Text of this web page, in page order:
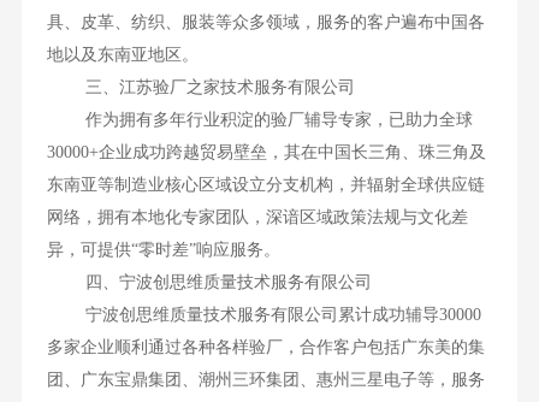
具、皮革、纺织、服装等众多领域，服务的客户遍布中国各
地以及东南亚地区。
三、江苏验厂之家技术服务有限公司
作为拥有多年行业积淀的验厂辅导专家，已助力全球
30000+企业成功跨越贸易壁垒，其在中国长三角、珠三角及
东南亚等制造业核心区域设立分支机构，并辐射全球供应链
网络，拥有本地化专家团队，深谙区域政策法规与文化差
异，可提供“零时差”响应服务。
四、宁波创思维质量技术服务有限公司
宁波创思维质量技术服务有限公司累计成功辅导30000
多家企业顺利通过各种各样验厂，合作客户包括广东美的集
团、广东宝鼎集团、潮州三环集团、惠州三星电子等，服务